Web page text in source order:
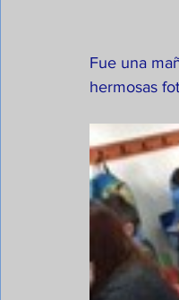
Fue una
hermosas